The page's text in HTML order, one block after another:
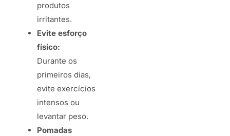
produtos
irritantes.
Evite esforço
físico:
Durante os
primeiros dias,
evite exercícios
intensos ou
levantar peso.
Pomadas